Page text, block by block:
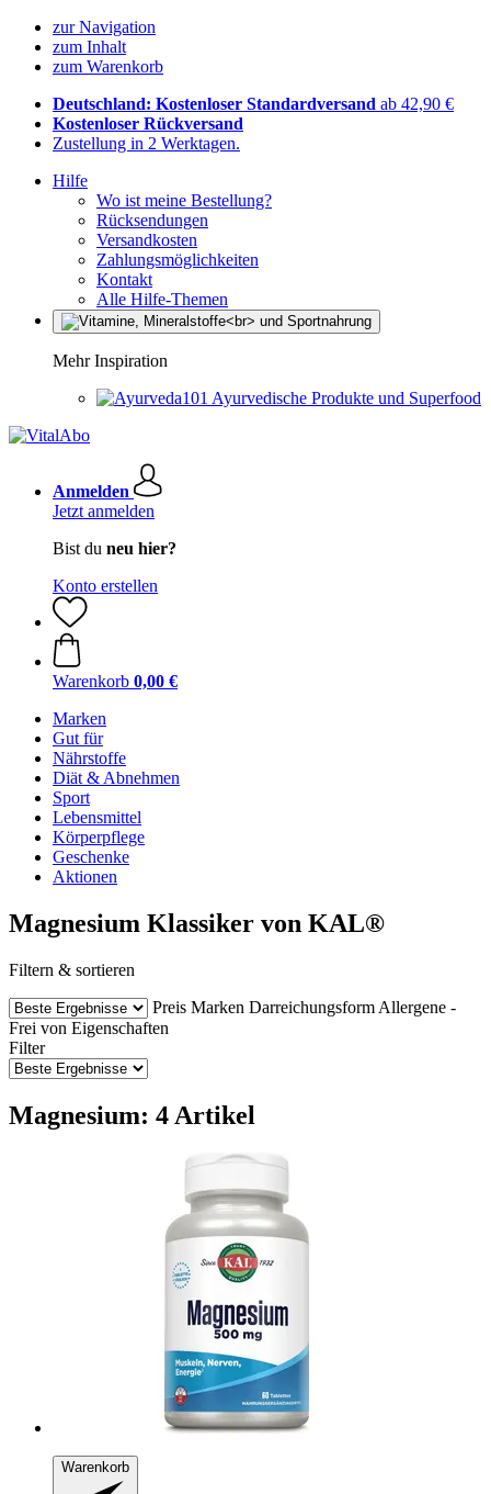
zur Navigation
zum Inhalt
zum Warenkorb
Deutschland: Kostenloser Standardversand ab 42,90 €
Kostenloser Rückversand
Zustellung in 2 Werktagen.
Hilfe
Wo ist meine Bestellung?
Rücksendungen
Versandkosten
Zahlungsmöglichkeiten
Kontakt
Alle Hilfe-Themen
Mehr Inspiration
Ayurvedische Produkte und Superfood
Anmelden
Jetzt anmelden
Bist du neu hier?
Konto erstellen
Warenkorb 0,00 €
Marken
Gut für
Nährstoffe
Diät & Abnehmen
Sport
Lebensmittel
Körperpflege
Geschenke
Aktionen
Magnesium Klassiker von KAL®
Filtern & sortieren
Preis Marken Darreichungsform Allergene -
Frei von Eigenschaften
Filter
Magnesium: 4 Artikel
Warenkorb